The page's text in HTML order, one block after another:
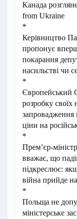
Канада
from Ukraine
*
Керівництво
пропонує
покарання
насильстві чи
*
Європейський
розробку своїх
ціни на
*
Прем’єр-
вважає, що
підкреслює:
війна прийде
*
Польща не
міністерське